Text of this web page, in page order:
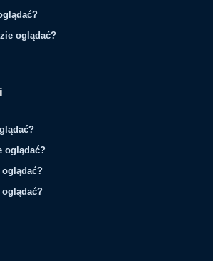
oglądać?
oglądać?